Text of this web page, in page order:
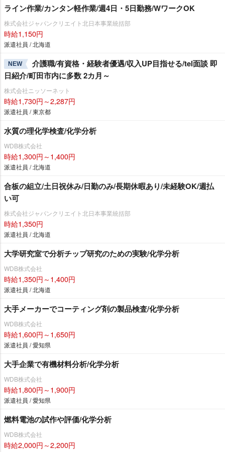
ライン作業/カンタン軽作業/週4日・5日勤務/WワークOK
株式会社ジャパンクリエイト北日本事業統括部
時給1,150円
派遣社員 / 北海道
NEW
介護職/有資格・経験者優遇/収入UP目指せる/tel面談 即
日紹介/町田市内に多数 2カ月～
株式会社ニッソーネット
時給1,730円～2,287円
派遣社員 / 東京都
水質の理化学検査/化学分析
WDB株式会社
時給1,300円～1,400円
派遣社員 / 北海道
合板の組立/土日祝休み/日勤のみ/長期休暇あり/未経験OK/週払
い可
株式会社ジャパンクリエイト北日本事業統括部
時給1,350円
派遣社員 / 北海道
大学研究室で分析チップ研究のための実験/化学分析
WDB株式会社
時給1,350円～1,400円
派遣社員 / 北海道
大手メーカーでコーティング剤の製品検査/化学分析
WDB株式会社
時給1,600円～1,650円
派遣社員 / 愛知県
大手企業で有機材料分析/化学分析
WDB株式会社
時給1,800円～1,900円
派遣社員 / 愛知県
燃料電池の試作や評価/化学分析
WDB株式会社
時給2,000円～2,200円